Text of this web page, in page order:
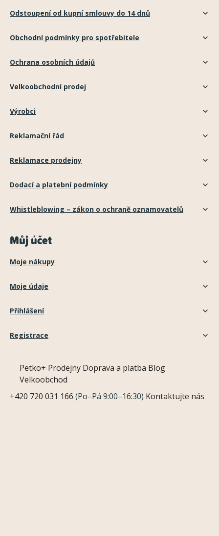
Odstoupení od kupní smlouvy do 14 dnů
Obchodní podmínky pro spotřebitele
Ochrana osobních údajů
Velkoobchodní prodej
Výrobci
Reklamační řád
Reklamace prodejny
Dodací a platební podmínky
Whistleblowing – zákon o ochraně oznamovatelů
Můj účet
Moje nákupy
Moje údaje
Přihlášení
Registrace
Petko+ Prodejny Doprava a platba Blog
Velkoobchod
+420 720 031 166 (Po–Pá 9:00–16:30) Kontaktujte nás